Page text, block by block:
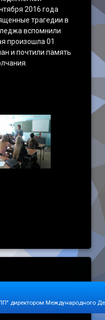
2016 года
трагедии в
вспомнили
произошла 01
и почтили память
директором Международного